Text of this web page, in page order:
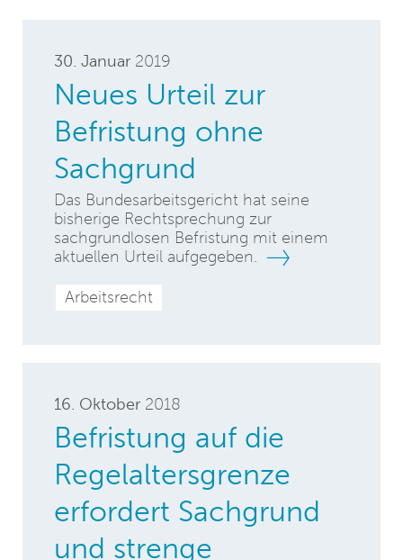
30. Januar 2019
Neues Urteil zur
Befristung ohne
Sachgrund
Das Bundesarbeitsgericht hat seine
bisherige Rechtsprechung zur
sachgrundlosen Befristung mit einem
aktuellen Urteil aufgegeben.
Arbeitsrecht
16. Oktober 2018
Befristung auf die
Regelaltersgrenze
erfordert Sachgrund
und strenge